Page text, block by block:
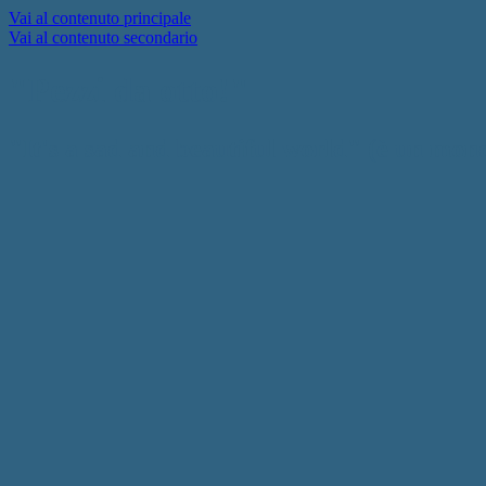
Vai al contenuto principale
Vai al contenuto secondario